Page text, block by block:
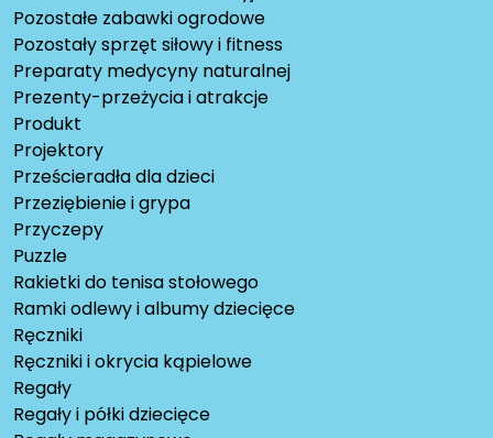
Pozostałe zabawki ogrodowe
Pozostały sprzęt siłowy i fitness
Preparaty medycyny naturalnej
Prezenty-przeżycia i atrakcje
Produkt
Projektory
Prześcieradła dla dzieci
Przeziębienie i grypa
Przyczepy
Puzzle
Rakietki do tenisa stołowego
Ramki odlewy i albumy dziecięce
Ręczniki
Ręczniki i okrycia kąpielowe
Regały
Regały i półki dziecięce